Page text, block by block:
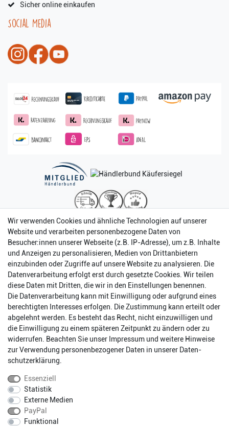
Sicher online einkaufen
Social Media
Impressum Daten­schutz­erklärung AGB
Barrierefreiheitserklärung
Wir verwenden Cookies und ähnliche Technologien auf unserer
Website und verarbeiten personenbezogene Daten von
Besucher:innen unserer Webseite (z.B. IP-Adresse), um z.B. Inhalte
und Anzeigen zu personalisieren, Medien von Drittanbietern
einzubinden oder Zugriffe auf unsere Website zu analysieren. Die
Datenverarbeitung erfolgt erst durch gesetzte Cookies. Wir teilen
diese Daten mit Dritten, die wir in den Einstellungen benennen.
Die Datenverarbeitung kann mit Einwilligung oder aufgrund eines
berechtigten Interesses erfolgen. Die Zustimmung kann erteilt oder
abgelehnt werden. Es besteht das Recht, nicht einzuwilligen und
die Einwilligung zu einem späteren Zeitpunkt zu ändern oder zu
widerrufen. Beachten Sie unser Impressum und weitere Hinweise
zur Verwendung personenbezogener Daten in unserer Daten­
schutz­erklärung
Essenziell
Statistik
Externe Medien
PayPal
Funktional